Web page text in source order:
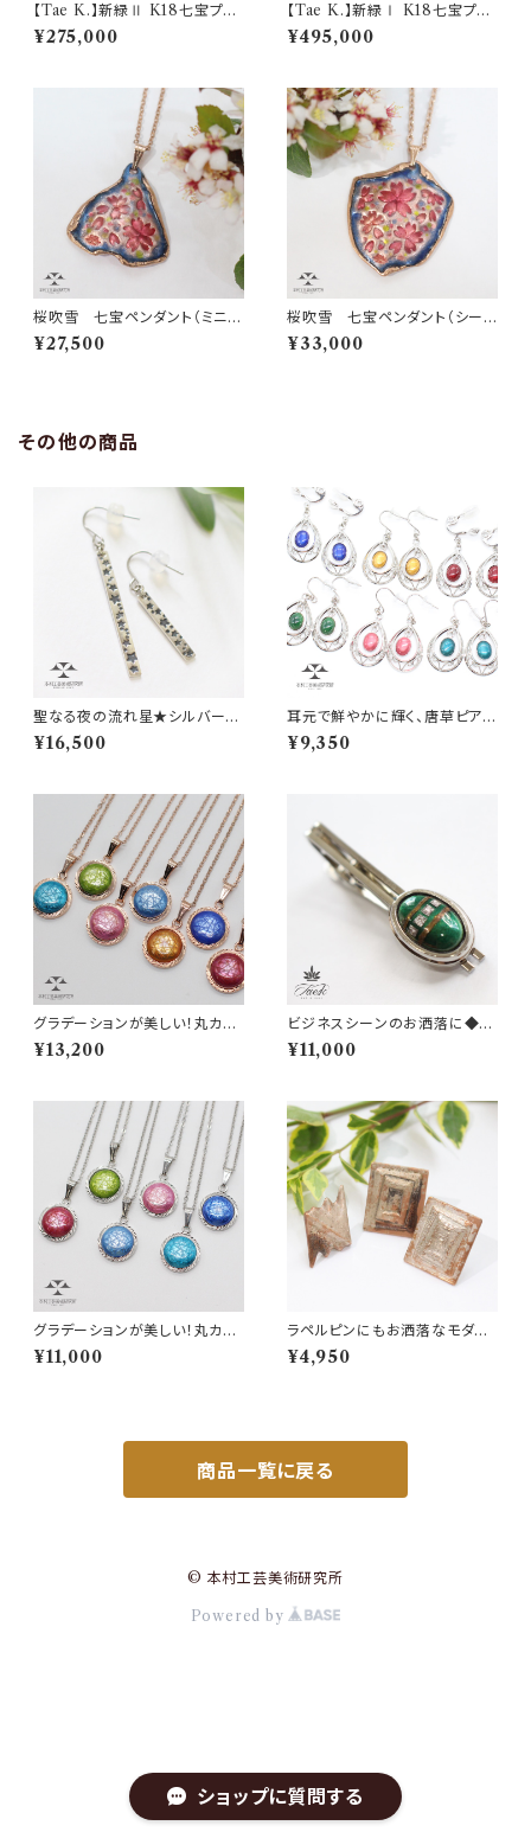
ショップに質問する
【Tae K.】新緑Ⅱ K18七宝プリ
カジュールペンダント(0.11ct)
¥275,000
【Tae K.】新緑Ⅰ K18七宝プリ
カジュールペンダント(0.15ct)
¥495,000
桜吹雪 七宝ペンダント（ミニ三
角）
¥27,500
桜吹雪 七宝ペンダント（シール
ド形）
¥33,000
その他の商品
聖なる夜の流れ星★シルバース
トレートバーピアス・イヤリング
¥16,500
耳元で鮮やかに輝く、唐草ピアス
（イヤリング）
¥9,350
グラデーションが美しい！丸カッ
ト純銀七宝ペンダント（ピンクゴ
ールドカラー）
¥13,200
ビジネスシーンのお洒落に◆金
箔・プラチナ箔の１点物ネクタイ
ピン
¥11,000
グラデーションが美しい！丸カッ
ト純銀七宝ペンダント（ロジウム
カラー）
¥11,000
ラペルピンにもお洒落なモダン
な銀流しのピンバッチ◆プレゼ
ントにも
¥4,950
商品一覧に戻る
© 本村工芸美術研究所
Powered by